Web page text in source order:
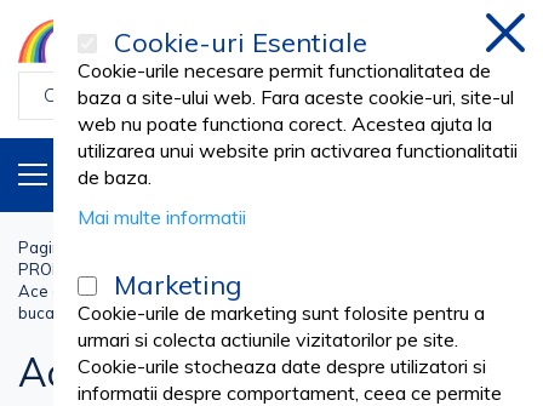
PRODUSE
Pagina principala
PRODUSE ENDODONTIE
Ace endodontice C-Pilot 06-15, lungime 21mm, otel inoxidabil, set 6
bucati
Ace endodontice C-Pilot 06-
Cookie-uri Esentiale
Cookie-urile necesare permit functionalitatea de
baza a site-ului web. Fara aceste cookie-uri, site-ul
web nu poate functiona corect. Acestea ajuta la
utilizarea unui website prin activarea functionalitatii
de baza.
Mai multe informatii
Marketing
Cookie-urile de marketing sunt folosite pentru a
urmari si colecta actiunile vizitatorilor pe site.
Cookie-urile stocheaza date despre utilizatori si
informatii despre comportament, ceea ce permite